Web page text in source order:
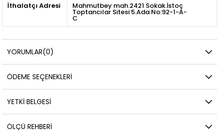
İthalatçı Adresi Mahmutbey mah.2421 Sokak.İstoç
Toptancılar Sitesi 5.Ada No:92-1-A-
C
YORUMLAR(0)
ÖDEME SEÇENEKLERI
YETKİ BELGESİ
ÖLÇÜ REHBERI